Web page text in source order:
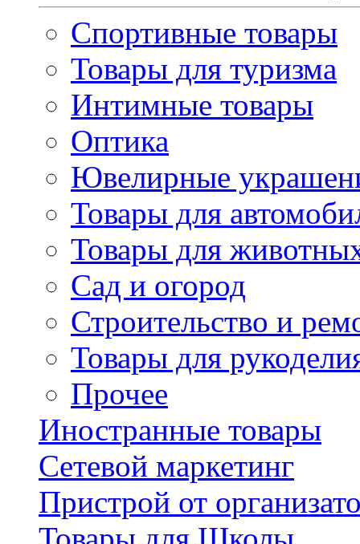
Спортивные товары
Товары для туризма
Интимные товары
Оптика
Ювелирные
Товары для
Товары для
Сад и огород
Строительство и
Товары для
Прочее
Иностранные товары
Сетевой маркетинг
Пристрой от